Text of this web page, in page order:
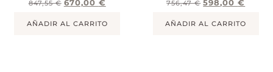
847,55€ 670,00 €
AÑADIR AL CARRITO
756,47€ 598,00€
AÑADIR AL CARRITO